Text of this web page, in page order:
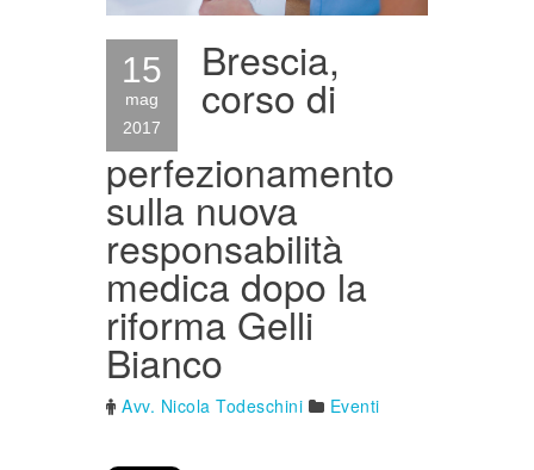
15
mag
2017
Brescia,
corso di
perfezionamento
sulla nuova
responsabilità
medica dopo la
riforma Gelli
Bianco
Avv. Nicola Todeschini Eventi